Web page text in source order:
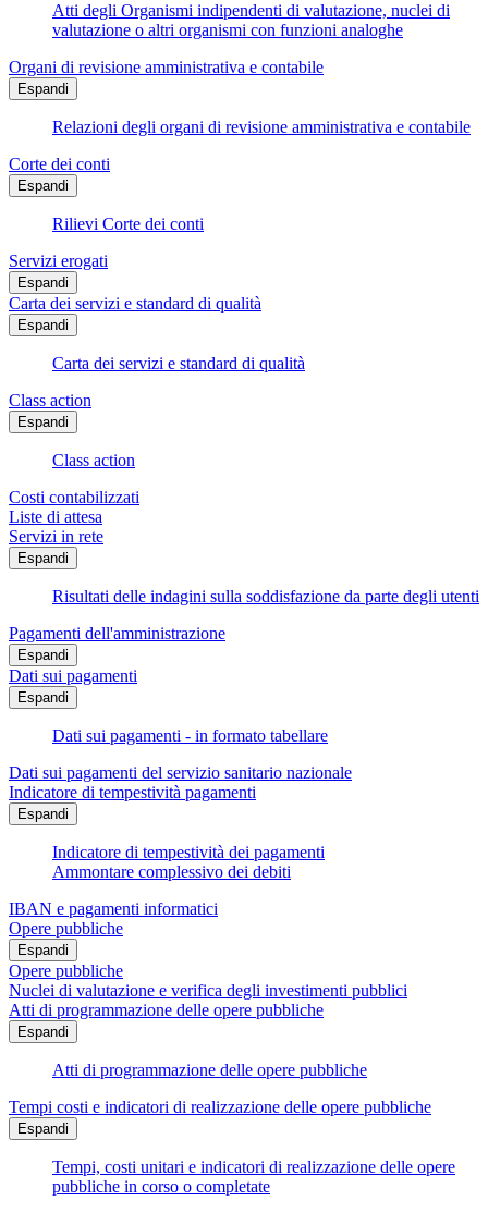
Atti degli Organismi indipendenti di valutazione, nuclei di
valutazione o altri organismi con funzioni analoghe
Organi di revisione amministrativa e contabile
Espandi
Relazioni degli organi di revisione amministrativa e contabile
Corte dei conti
Espandi
Rilievi Corte dei conti
Servizi erogati
Espandi
Carta dei servizi e standard di qualità
Espandi
Carta dei servizi e standard di qualità
Class action
Espandi
Class action
Costi contabilizzati
Liste di attesa
Servizi in rete
Espandi
Risultati delle indagini sulla soddisfazione da parte degli utenti
Pagamenti dell'amministrazione
Espandi
Dati sui pagamenti
Espandi
Dati sui pagamenti - in formato tabellare
Dati sui pagamenti del servizio sanitario nazionale
Indicatore di tempestività pagamenti
Espandi
Indicatore di tempestività dei pagamenti
Ammontare complessivo dei debiti
IBAN e pagamenti informatici
Opere pubbliche
Espandi
Opere pubbliche
Nuclei di valutazione e verifica degli investimenti pubblici
Atti di programmazione delle opere pubbliche
Espandi
Atti di programmazione delle opere pubbliche
Tempi costi e indicatori di realizzazione delle opere pubbliche
Espandi
Tempi, costi unitari e indicatori di realizzazione delle opere
pubbliche in corso o completate